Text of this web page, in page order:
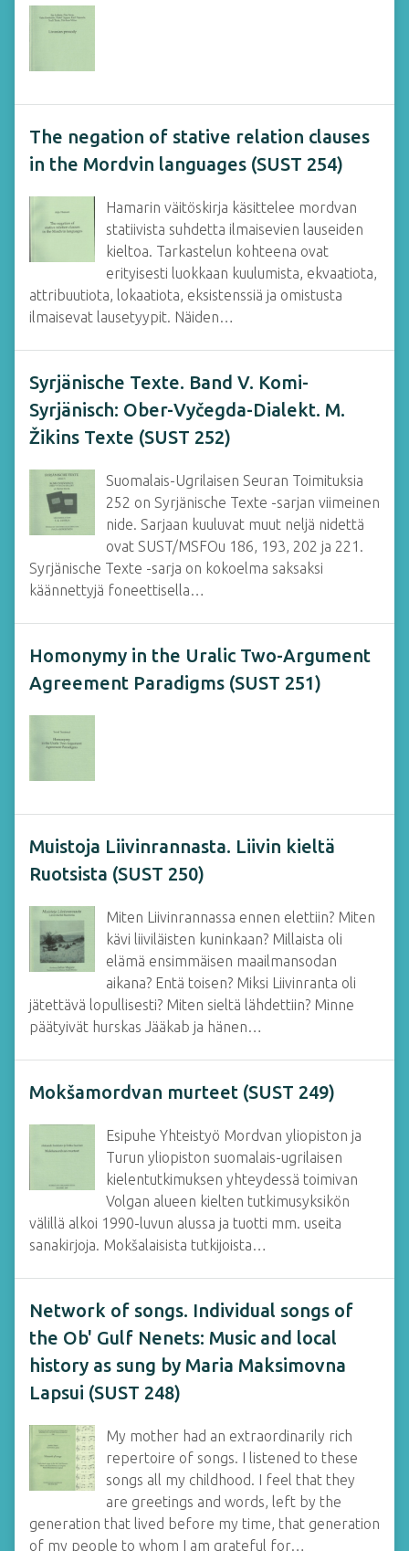
The negation of stative relation clauses
in the Mordvin languages (SUST 254)
Hamarin väitöskirja käsittelee mordvan
statiivista suhdetta ilmaisevien lauseiden
kieltoa. Tarkastelun kohteena ovat
erityisesti luokkaan kuulumista, ekvaatiota,
attribuutiota, lokaatiota, eksistenssiä ja omistusta
ilmaisevat lausetyypit. Näiden…
Syrjänische Texte. Band V. Komi-
Syrjänisch: Ober-Vyčegda-Dialekt. M.
Žikins Texte (SUST 252)
Suomalais-Ugrilaisen Seuran Toimituksia
252 on Syrjänische Texte -sarjan viimeinen
nide. Sarjaan kuuluvat muut neljä nidettä
ovat SUST/MSFOu 186, 193, 202 ja 221.
Syrjänische Texte -sarja on kokoelma saksaksi
käännettyjä foneettisella…
Homonymy in the Uralic Two-Argument
Agreement Paradigms (SUST 251)
Muistoja Liivinrannasta. Liivin kieltä
Ruotsista (SUST 250)
Miten Liivinrannassa ennen elettiin? Miten
kävi liiviläisten kuninkaan? Millaista oli
elämä ensimmäisen maailmansodan
aikana? Entä toisen? Miksi Liivinranta oli
jätettävä lopullisesti? Miten sieltä lähdettiin? Minne
päätyivät hurskas Jääkab ja hänen…
Mokšamordvan murteet (SUST 249)
Esipuhe Yhteistyö Mordvan yliopiston ja
Turun yliopiston suomalais-ugrilaisen
kielentutkimuksen yhteydessä toimivan
Volgan alueen kielten tutkimusyksikön
välillä alkoi 1990-luvun alussa ja tuotti mm. useita
sanakirjoja. Mokšalaisista tutkijoista…
Network of songs. Individual songs of
the Ob' Gulf Nenets: Music and local
history as sung by Maria Maksimovna
Lapsui (SUST 248)
My mother had an extraordinarily rich
repertoire of songs. I listened to these
songs all my childhood. I feel that they
are greetings and words, left by the
generation that lived before my time, that generation
of my people to whom I am grateful for…